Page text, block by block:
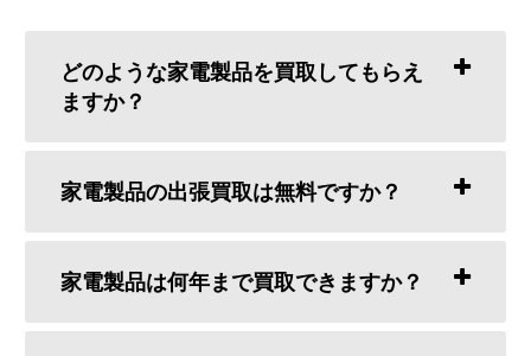
どのような家電製品を買取してもらえ
ますか？
家電製品の出張買取は無料ですか？
家電製品は何年まで買取できますか？